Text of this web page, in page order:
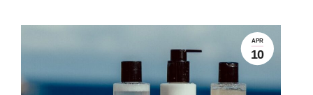
APR
10